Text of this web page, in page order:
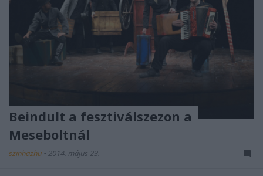
Beindult a fesztiválszezon a
Meseboltnál
szinhazhu • 2014. május 23.